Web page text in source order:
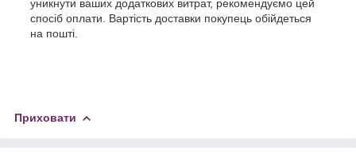
уникнути ваших додаткових витрат, рекомендуємо цей
спосіб оплати. Вартість доставки покупець обійдеться
на пошті.
Приховати